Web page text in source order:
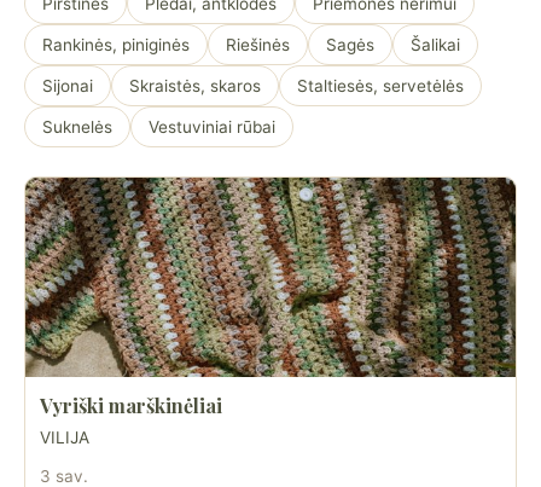
Rankinės, piniginės Riešinės Sagės Šalikai
Sijonai Skraistės, skaros Staltiesės, servetėlės
Suknelės Vestuviniai rūbai
Vyriški marškinėliai
VILIJA
3 sav.